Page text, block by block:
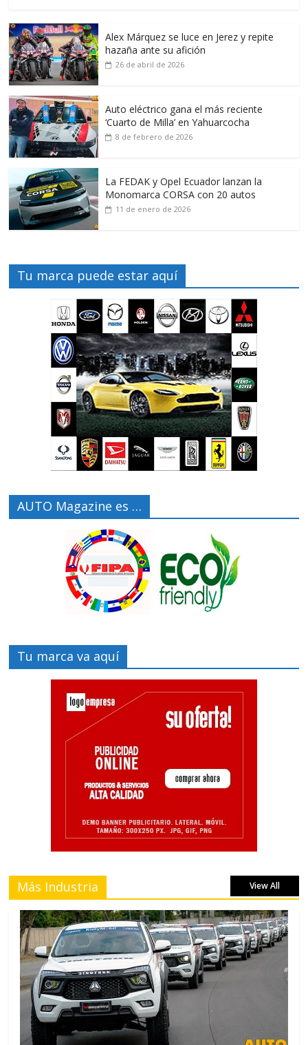
Alex Márquez se luce en Jerez y repite
hazaña ante su afición
26 de abril de 2026
Auto eléctrico gana el más reciente
‘Cuarto de Milla’ en Yahuarcocha
8 de febrero de 2026
La FEDAK y Opel Ecuador lanzan la
Monomarca CORSA con 20 autos
11 de enero de 2026
Tu marca puede estar aquí
AUTO Magazine es …
Tu marca va aquí
Más Industria View All